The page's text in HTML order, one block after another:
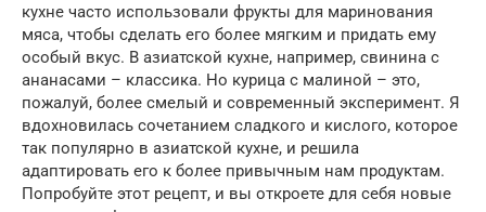
кухне часто использовали фрукты для маринования
мяса, чтобы сделать его более мягким и придать ему
особый вкус. В азиатской кухне, например, свинина с
ананасами – классика. Но курица с малиной – это,
пожалуй, более смелый и современный эксперимент. Я
вдохновилась сочетанием сладкого и кислого, которое
так популярно в азиатской кухне, и решила
адаптировать его к более привычным нам продуктам.
Попробуйте этот рецепт, и вы откроете для себя новые